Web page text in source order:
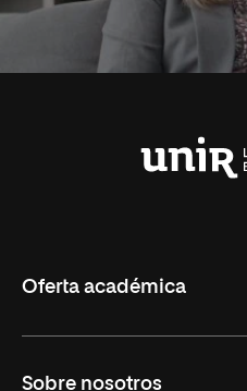
Oferta académica
Sobre nosotros